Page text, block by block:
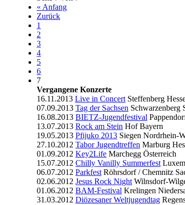
« Anfang
Zurück
1
2
3
4
5
6
7
Vergangene Konzerte
16.11.2013 Live in Concert Steffenberg
07.09.2013 Tag der Sachsen Schwarzenberg
16.08.2013 BIETZ-Jugendfestival
13.07.2013 Rock am Stein Hof Bayern
19.05.2013 Pfijuko 2013 Siegen Nordrhein-
27.10.2012 Tabor Jugendtreffen Marburg
01.09.2012 Key2Life Marchegg Österreich
15.07.2012 Chilly Vanilly Summerfest
06.07.2012 Parkfest Röhrsdorf / Chemnitz
02.06.2012 Jesus Rock Night Wilnsdorf-
01.06.2012 BAM-Festival Krelingen
31.03.2012 Diözesaner Weltjugendtag